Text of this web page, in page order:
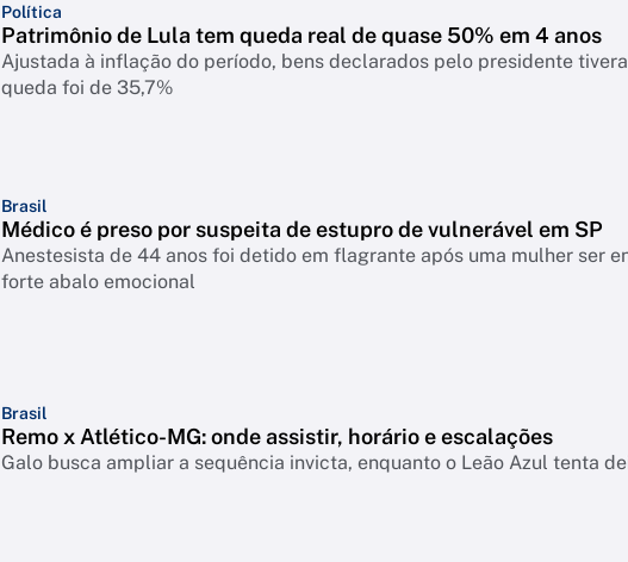
Política
Patrimônio de Lula tem queda real de quase 50% em 4 anos
Ajustada à inflação do período, bens declarados pelo presidente
queda foi de 35,7%
Brasil
Médico é preso por suspeita de estupro de vulnerável em SP
Anestesista de 44 anos foi detido em flagrante após uma mulher ser
forte abalo emocional
Brasil
Remo x Atlético-MG: onde assistir, horário e escalações
Galo busca ampliar a sequência invicta, enquanto o Leão Azul tenta